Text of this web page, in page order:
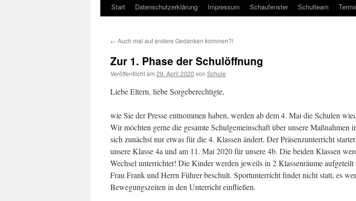
Start Datenschutzerklärung Impressum Schaufenster Schulteam
← Auch mal auf andere Gedanken kommen?!
Zur 1. Phase der Schulöffnung
Veröffentlicht am 29. April 2020 von Schule
Liebe Eltern, liebe Sorgeberechtigte,
wie Sie der Presse entnommen haben, werden ab dem 4. Mai die Schulen
Wir möchten gerne die gesamte Schulgemeinschaft über unsere Maßnahmen
sich zunächst nur etwas für die 4. Klassen ändert. Der Präsenzunterricht
unsere Klasse 4a und am 11. Mai 2020 für unsere 4b. Die beiden Klassen
Wechsel unterrichtet! Die Kinder werden jeweils in 2 Klassenräume aufgeteilt
Frau Frank und Herrn Führer beschult. Sportunterricht findet nicht statt, es
Bewegungszeiten in den Unterricht einfließen.